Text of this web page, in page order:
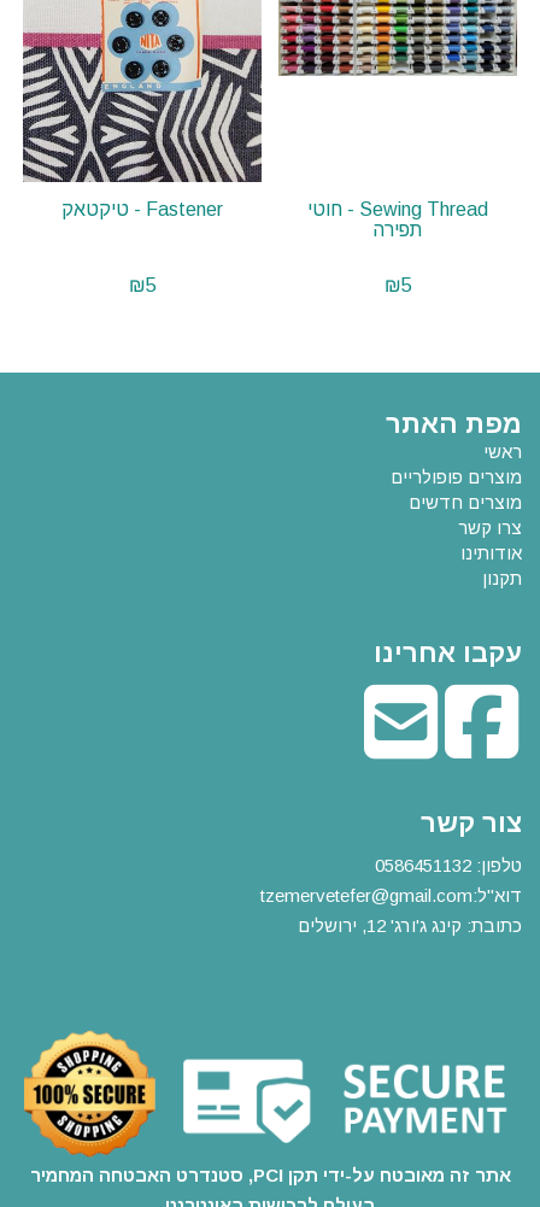
Sewing Thread - חוטי
תפירה
₪5
Fastener - טיקטאק
₪5
מפת האתר
ראשי
מוצרים פופולריים
מוצרים חדשים
צרו קשר
אודותינו
תקנון
עקבו אחרינו
צור קשר
טלפון: 0586451132
דוא"ל:
tzemervetefer@gmail.com
כתובת: קינג ג'ורג' 12, ירושלים
אתר זה מאובטח על-ידי תקן PCI, סטנדרט האבטחה המחמיר